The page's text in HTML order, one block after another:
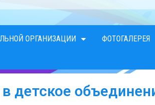
ОРГАНИЗАЦИИ ФОТОГАЛЕРЕЯ
детское